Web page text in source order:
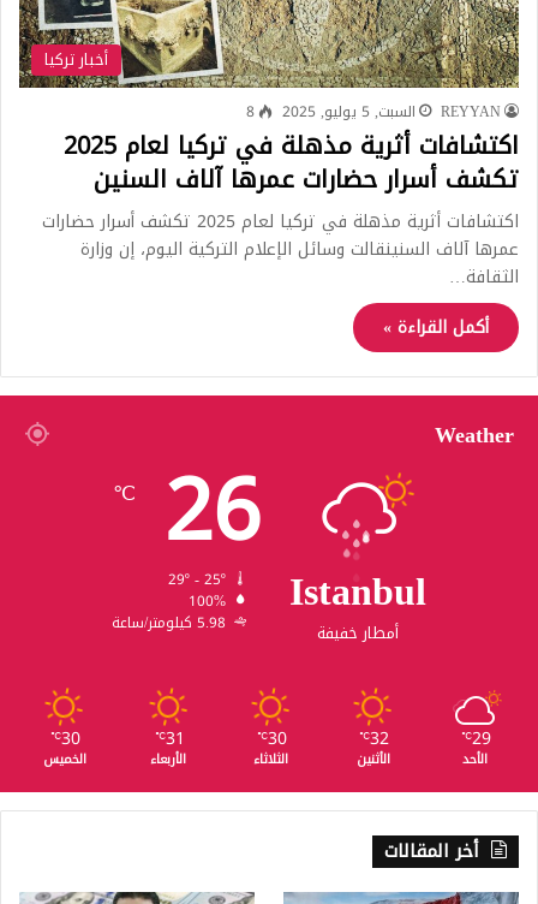
أخبار تركيا
REYYAN السبت, 5 يوليو, 2025 8
اكتشافات أثرية مذهلة في تركيا لعام 2025
تكشف أسرار حضارات عمرها آلاف السنين
اكتشافات أثرية مذهلة في تركيا لعام 2025 تكشف أسرار حضارات
عمرها آلاف السنينقالت وسائل الإعلام التركية اليوم، إن وزارة
الثقافة…
أكمل القراءة »
Weather
Istanbul
أمطار خفيفة
26
℃
100%
5.98 كيلومتر/ساعة
29
℃
الأحد
32
℃
الأثنين
30
℃
الثلاثاء
31
℃
الأربعاء
30
℃
الخميس
أخر المقالات